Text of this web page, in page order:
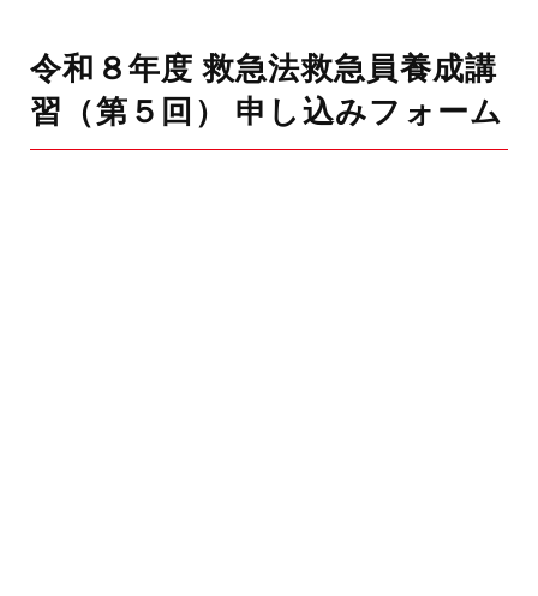
令和８年度 救急法救急員養成講
習（第５回） 申し込みフォーム